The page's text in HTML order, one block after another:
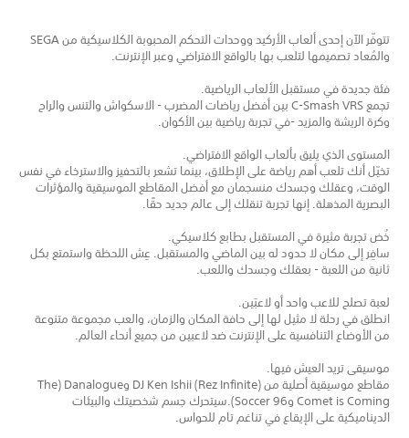
تتوفّر الآن إحدى ألعاب الأركيد ووحدات التحكم المحبوبة الكلاسيكية من SEGA
والمُعاد تصميمها لتلعب بها بالواقع الافتراضي وعبر الإنترنت.
فئة جديدة في مستقبل الألعاب الرياضية.
تجمع C-Smash VRS بين أفضل رياضات المضرب - الاسكواش والتنس والراح
وكرة الريشة والمزيد -في تجربة رياضية بين الأكوان.
المستوى الذي يليق بألعاب الواقع الافتراضي.
تخيّل أنك تلعب أهم رياضة على الإطلاق، بينما تشعر بالتحفيز والاسترخاء في نفس
الوقت، وعقلك وجسدك منسجمان مع أفضل المقاطع الموسيقية والمؤثرات
البصرية المذهلة. إنها تجربة تنقلك إلى عالم جديد حقًا.
خُض تجربة مثيرة في المستقبل بطابع كلاسيكي.
سافِر إلى مكان لا حدود له بين الماضي والمستقبل. عِش اللحظة واستمتع بكل
ثانية من اللعبة - بعقلك وجسدك واللعب.
لعبة تصلح للاعب واحد أو لاعبَين.
انطلق في رحلة لا مثيل لها إلى حافة المكان والزمان، والعب مجموعة متنوعة
من الأوضاع التنافسية على الإنترنت ضد لاعبين من جميع أنحاء العالم.
موسيقى تريد العيش فيها.
مقاطع موسيقية أصلية من DJ Ken Ishii (Rez Infinite) وDanalogue (The
Comet is Coming وSoccer 96).سيتحرك جسم شخصيتك والبيئات
الديناميكية على الإيقاع في تناغم تام للحواس.